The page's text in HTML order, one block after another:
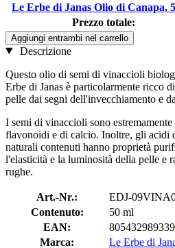
Le Erbe di Janas Olio di Canapa,
Prezzo totale:
Aggiungi entrambi nel carrello
Descrizione
Questo olio di semi di vinaccioli
Erbe di Janas è particolarmente ricco
pelle dai segni dell'invecchiamento e
I semi di vinaccioli sono
flavonoidi e di calcio. Inoltre, gli acidi
naturali contenuti hanno proprietà
l'elasticità e la luminosità della pelle e
rughe.
Art.-Nr.:
EDJ-
Contenuto:
50 ml
EAN:
Marca:
Le Erbe di